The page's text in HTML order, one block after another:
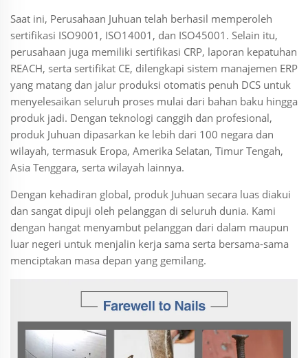
Saat ini, Perusahaan Juhuan telah berhasil memperoleh
sertifikasi ISO9001, ISO14001, dan ISO45001. Selain itu,
perusahaan juga memiliki sertifikasi CRP, laporan kepatuhan
REACH, serta sertifikat CE, dilengkapi sistem manajemen ERP
yang matang dan jalur produksi otomatis penuh DCS untuk
menyelesaikan seluruh proses mulai dari bahan baku hingga
produk jadi. Dengan teknologi canggih dan profesional,
produk Juhuan dipasarkan ke lebih dari 100 negara dan
wilayah, termasuk Eropa, Amerika Selatan, Timur Tengah,
Asia Tenggara, serta wilayah lainnya.
Dengan kehadiran global, produk Juhuan secara luas diakui
dan sangat dipuji oleh pelanggan di seluruh dunia. Kami
dengan hangat menyambut pelanggan dari dalam maupun
luar negeri untuk menjalin kerja sama serta bersama-sama
menciptakan masa depan yang gemilang.